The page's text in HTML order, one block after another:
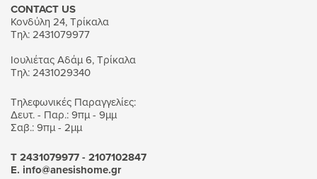
CONTACT US
Κονδύλη 24, Τρίκαλα
Τηλ: 2431079977
Ιουλιέτας Αδάμ 6, Τρίκαλα
Τηλ: 2431029340
Τηλεφωνικές Παραγγελίες:
Δευτ. - Παρ.: 9πμ - 9μμ
Σαβ.: 9πμ - 2μμ
Τ 2431079977 - 2107102847
Ε. info@anesishome.gr